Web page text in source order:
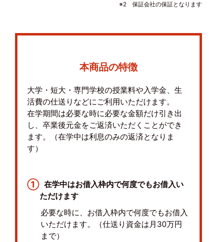
※2 保証会社の保証となります
本商品の特徴
大学・短大・専門学校の授業料や入学金、生
活費の仕送りなどにご利用いただけます。
在学期間は必要な時に必要な金額だけ引き出
し、卒業後元金をご返済いただくことができ
ます。（在学中は利息のみの返済となりま
す）
① 在学中はお借入枠内で何度でもお借入い
ただけます
必要な時に、お借入枠内で何度でもお借入
いただけます。（仕送り資金は月30万円
まで）